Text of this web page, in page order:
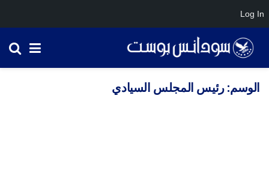
الوسم:رئيس المجلس السيادي
Log In